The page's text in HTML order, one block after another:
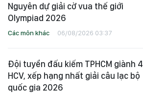
Nguyên dự giải cờ vua thế giới
Olympiad 2026
Các môn khác 06/08/2026 03:37
Đội tuyển đấu kiếm TPHCM giành 4
HCV, xếp hạng nhất giải câu lạc bộ
quốc gia 2026